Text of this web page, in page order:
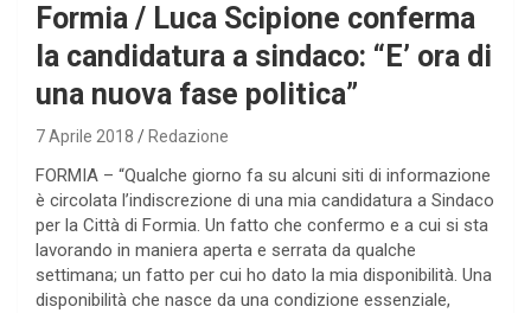
Formia / Luca Scipione conferma
la candidatura a sindaco: “E’ ora di
una nuova fase politica”
7 Aprile 2018 Redazione
FORMIA – “Qualche giorno fa su alcuni siti di informazione
è circolata l’indiscrezione di una mia candidatura a Sindaco
per la Città di Formia. Un fatto che confermo e a cui si sta
lavorando in maniera aperta e serrata da qualche
settimana; un fatto per cui ho dato la mia disponibilità. Una
disponibilità che nasce da una condizione essenziale,